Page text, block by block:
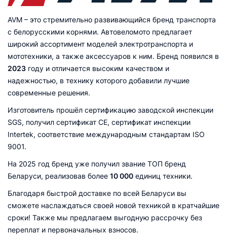
AVM – это стремительно развивающийся бренд транспорта
с белорусскими корнями. Автовеломото предлагает
широкий ассортимент моделей электротранспорта и
мототехники, а также аксессуаров к ним. Бренд появился в
2023 году и отличается высоким качеством и
надежностью, в технику которого добавили лучшие
современные решения.
Изготовитель прошёл сертификацию заводской инспекции
SGS, получил сертификат CE, сертификат инспекции
Intertek, соответствие международным стандартам ISO
9001.
На 2025 год бренд уже получил звание ТОП бренд
Беларуси, реализовав более 10 000 единиц техники.
Благодаря быстрой доставке по всей Беларуси вы
сможете наслаждаться своей новой техникой в кратчайшие
сроки! Также мы предлагаем выгодную рассрочку без
переплат и первоначальных взносов.